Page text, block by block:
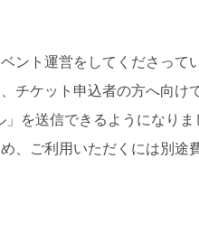
ント運営をしてくださって
チケット申込者の方へ向け
を送信できるようになりま
、ご利用いただくには別途